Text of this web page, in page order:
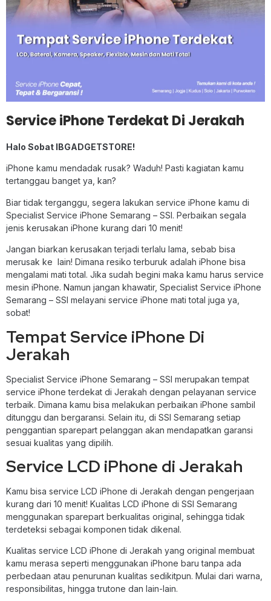
Service iPhone Terdekat Di Jerakah
Halo Sobat IBGADGETSTORE!
iPhone kamu mendadak rusak? Waduh! Pasti kagiatan kamu
tertanggau banget ya, kan?
Biar tidak terganggu, segera lakukan service iPhone kamu di
Specialist Service iPhone Semarang – SSI. Perbaikan segala
jenis kerusakan iPhone kurang dari 10 menit!
Jangan biarkan kerusakan terjadi terlalu lama, sebab bisa
merusak ke lain! Dimana resiko terburuk adalah iPhone bisa
mengalami mati total. Jika sudah begini maka kamu harus service
mesin iPhone. Namun jangan khawatir, Specialist Service iPhone
Semarang – SSI melayani service iPhone mati total juga ya,
sobat!
Tempat Service iPhone Di
Jerakah
Specialist Service iPhone Semarang – SSI merupakan tempat
service iPhone terdekat di Jerakah dengan pelayanan service
terbaik. Dimana kamu bisa melakukan perbaikan iPhone sambil
ditunggu dan bergaransi. Selain itu, di SSI Semarang setiap
penggantian sparepart pelanggan akan mendapatkan garansi
sesuai kualitas yang dipilih.
Service LCD iPhone di Jerakah
Kamu bisa service LCD iPhone di Jerakah dengan pengerjaan
kurang dari 10 menit! Kualitas LCD iPhone di SSI Semarang
menggunakan sparepart berkualitas original, sehingga tidak
terdeteksi sebagai komponen tidak dikenal.
Kualitas service LCD iPhone di Jerakah yang original membuat
kamu merasa seperti menggunakan iPhone baru tanpa ada
perbedaan atau penurunan kualitas sedikitpun. Mulai dari warna,
responsibilitas, hingga trutone dan lain-lain.